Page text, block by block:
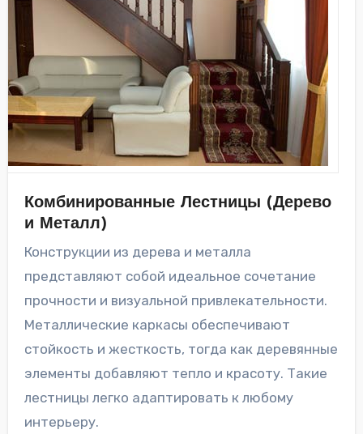
Комбинированные Лестницы (Дерево
и Металл)
Конструкции из дерева и металла
представляют собой идеальное сочетание
прочности и визуальной привлекательности.
Металлические каркасы обеспечивают
стойкость и жесткость, тогда как деревянные
элементы добавляют тепло и красоту. Такие
лестницы легко адаптировать к любому
интерьеру.